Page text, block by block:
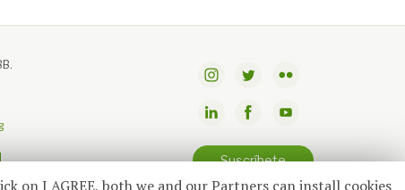
Suscríbete
on I AGREE, both we and our Partners can install cookies